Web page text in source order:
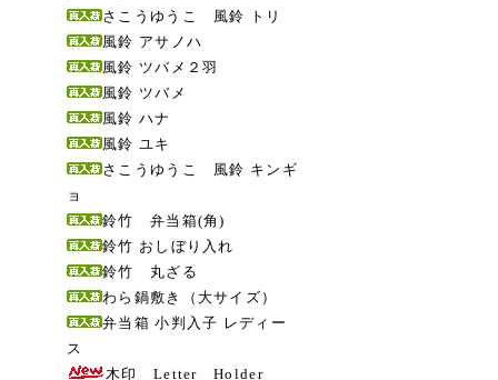
さこうゆうこ 風鈴 トリ
風鈴 アサノハ
風鈴 ツバメ２羽
風鈴 ツバメ
風鈴 ハナ
風鈴 ユキ
さこうゆうこ 風鈴 キンギ
ョ
鈴竹 弁当箱(角)
鈴竹 おしぼり入れ
鈴竹 丸ざる
わら鍋敷き（大サイズ）
弁当箱 小判入子 レディー
ス
木印 Letter Holder